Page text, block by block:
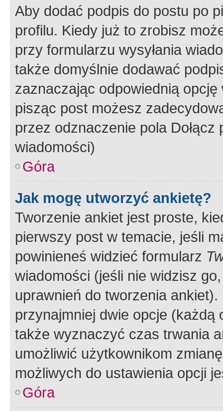
Aby dodać podpis do postu po
profilu. Kiedy już to zrobisz
przy formularzu wysyłania
także domyślnie dodawać
zaznaczając odpowiednią
pisząc post możesz
przez odznaczenie pola
wiadomości)
Góra
Jak mogę utworzyć ankietę?
Tworzenie ankiet jest proste,
pierwszy post w temacie, jeśli
powinieneś widzieć formularz
wiadomości (jeśli nie widzisz
uprawnień do tworzenia
przynajmniej dwie opcje
także wyznaczyć czas trwania
umożliwić użytkownikom
możliwych do ustawienia opcji
Góra